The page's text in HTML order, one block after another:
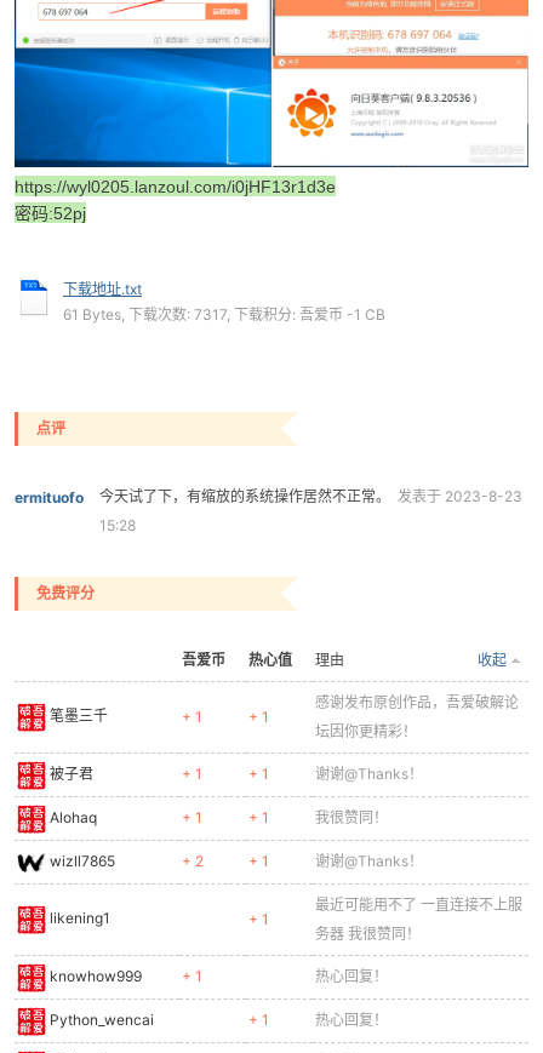
https://wyl0205.lanzoul.com/i0jHF13r1d3e
密码:52pj
下载地址.txt
61 Bytes, 下载次数: 7317, 下载积分: 吾爱币 -1 CB
点评
ermituofo 今天试了下，有缩放的系统操作居然不正常。 发表于 2023-8-23
15:28
免费评分
吾爱币 热心值 收起
理由
笔墨三千 + 1 + 1
感谢发布原创作品，吾爱破解论
坛因你更精彩！
被子君 + 1 + 1 谢谢@Thanks！
Alohaq + 1 + 1 我很赞同！
wizll7865 + 2 + 1 谢谢@Thanks！
likening1 + 1
最近可能用不了 一直连接不上服
务器 我很赞同！
knowhow999 + 1 热心回复！
Python_wencai + 1 热心回复！